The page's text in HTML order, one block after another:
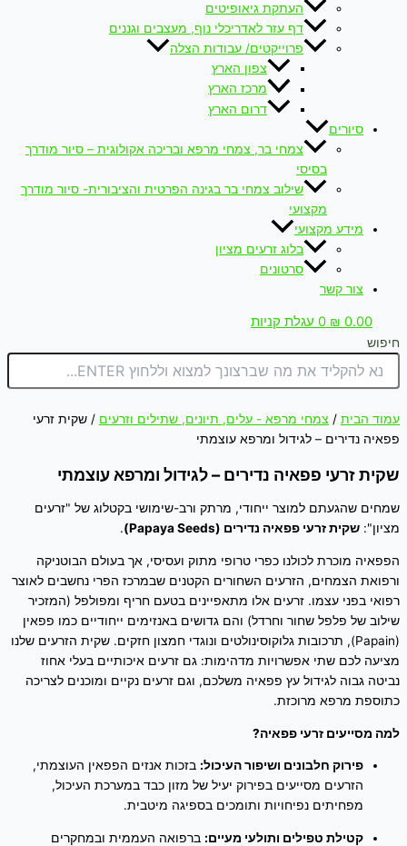
העתקת גיאופיטים
דף עזר לאדריכלי נוף, מעצבים וגננים
פרוייקטים/ עבודות הצלה
צפון הארץ
מרכז הארץ
דרום הארץ
סיורים
צמחי בר, צמחי מרפא ובריכה אקולוגית – סיור מודרך
בסיסי
שילוב צמחי בר בגינה הפרטית והציבורית- סיור מודרך
מקצועי
מידע מקצועי
בלוג זרעים מציון
סרטונים
צור קשר
₪ 0.00
0 עגלת קניות
חיפוש
עמוד הבית / צמחי מרפא - עלים, תיונים, שתילים וזרעים / שקית זרעי
פפאיה נדירים – לגידול ומרפא עוצמתי
שקית זרעי פפאיה נדירים – לגידול ומרפא עוצמתי
שמחים שהגעתם למוצר ייחודי, מרתק ורב-שימושי בקטלוג של "זרעים
מציון": שקית זרעי פפאיה נדירים (Papaya Seeds) .
הפפאיה מוכרת לכולנו כפרי טרופי מתוק ועסיסי, אך בעולם הבוטניקה
ורפואת הצמחים, הזרעים השחורים הקטנים שבמרכז הפרי נחשבים לאוצר
רפואי בפני עצמו. זרעים אלו מתאפיינים בטעם חריף ומפולפל (המזכיר
שילוב של פלפל שחור וחרדל) והם גדושים באנזימים ייחודיים כמו פפאין
(Papain), תרכובות גלוקוסינולטים ונוגדי חמצון חזקים. שקית הזרעים שלנו
מציעה לכם שתי אפשרויות מדהימות: גם זרעים איכותיים בעלי אחוז
נביטה גבוה לגידול עץ פפאיה משלכם, וגם זרעים נקיים ומוכנים לצריכה
כתוספת מרפא מרוכזת.
למה מסייעים זרעי פפאיה?
פירוק חלבונים ושיפור העיכול: בזכות אנזים הפפאין העוצמתי,
הזרעים מסייעים בפירוק יעיל של מזון כבד במערכת העיכול,
מפחיתים נפיחויות ותומכים בספיגה מיטבית.
קטילת טפילים ותולעי מעיים: ברפואה העממית ובמחקרים